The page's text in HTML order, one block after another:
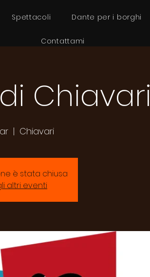
Spettacoli Dante per i borghi
Contattami
Chiavari
  |
Chiavari
è stata chiusa
altri eventi